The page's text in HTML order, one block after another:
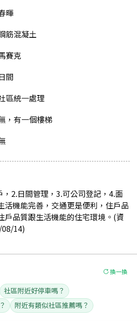
暉
筋混凝土
賽克
間
區統一處理
，有一個樓梯
2.日間管理，3.可公司登記，4.面
活機能完善，交通更是便利，住戶品
戶品質跟生活機能的住宅環境。(資
14)
換一換
社區附近好停車嗎？
附近有類似社區推薦嗎？